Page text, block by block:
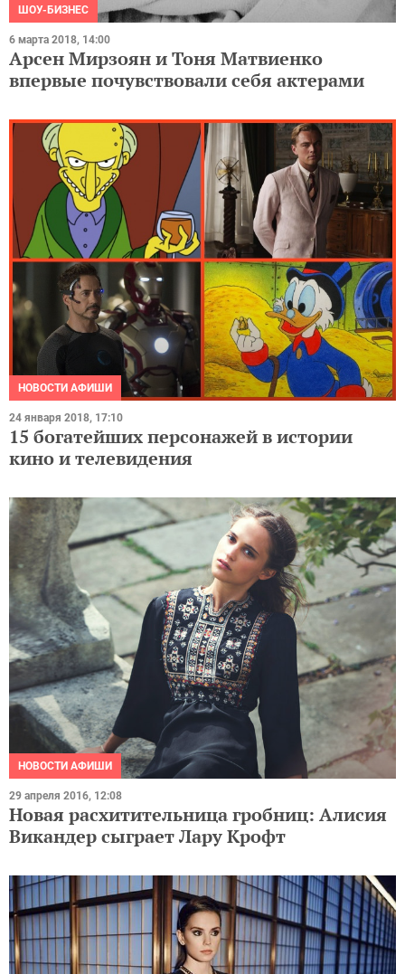
ШОУ-БИЗНЕС
6 марта 2018, 14:00
Арсен Мирзоян и Тоня Матвиенко
впервые почувствовали себя актерами
НОВОСТИ АФИШИ
24 января 2018, 17:10
15 богатейших персонажей в истории
кино и телевидения
НОВОСТИ АФИШИ
29 апреля 2016, 12:08
Новая расхитительница гробниц: Алисия
Викандер сыграет Лару Крофт